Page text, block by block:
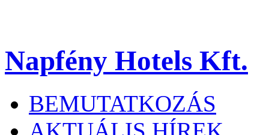
Napfény Hotels Kft.
BEMUTATKOZÁS